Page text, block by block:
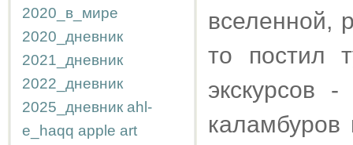
2020_в_мире
2020_дневник
2021_дневник
2022_дневник
2025_дневник ahl-
e_haqq apple art
вселенной,
то постил
экскурсов
каламбуров